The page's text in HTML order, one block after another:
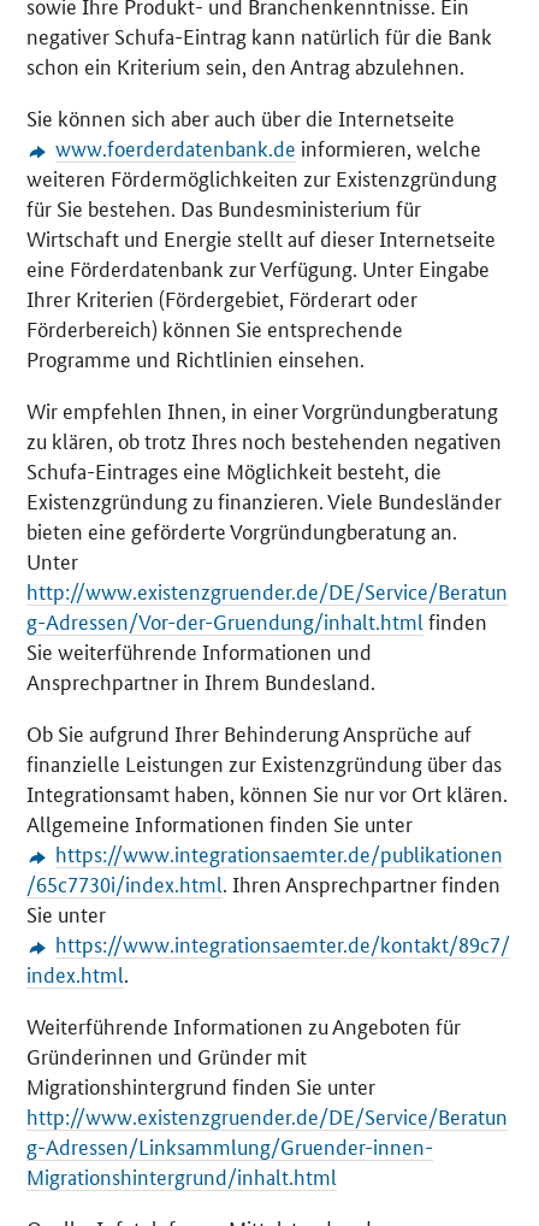
negativer Schufa-Eintrag kann natürlich für die Bank
schon ein Kriterium sein, den Antrag abzulehnen.
Sie können sich aber auch über die Internetseite
www.foerderdatenbank.de informieren, welche
weiteren Fördermöglichkeiten zur Existenzgründung
für Sie bestehen. Das Bundesministerium für
Wirtschaft und Energie stellt auf dieser Internetseite
eine Förderdatenbank zur Verfügung. Unter Eingabe
Ihrer Kriterien (Fördergebiet, Förderart oder
Förderbereich) können Sie entsprechende
Programme und Richtlinien einsehen.
Wir empfehlen Ihnen, in einer Vorgründungberatung
zu klären, ob trotz Ihres noch bestehenden negativen
Schufa-Eintrages eine Möglichkeit besteht, die
Existenzgründung zu finanzieren. Viele Bundesländer
bieten eine geförderte Vorgründungberatung an.
Unter
http://www.existenzgruender.de/DE/Service/Beratun
g-Adressen/Vor-der-Gruendung/inhalt.html finden
Sie weiterführende Informationen und
Ansprechpartner in Ihrem Bundesland.
Ob Sie aufgrund Ihrer Behinderung Ansprüche auf
finanzielle Leistungen zur Existenzgründung über das
Integrationsamt haben, können Sie nur vor Ort klären.
Allgemeine Informationen finden Sie unter
https://www.integrationsaemter.de/publikationen
/65c7730i/index.html. Ihren Ansprechpartner finden
Sie unter
https://www.integrationsaemter.de/kontakt/89c7/
index.html.
Weiterführende Informationen zu Angeboten für
Gründerinnen und Gründer mit
Migrationshintergrund finden Sie unter
http://www.existenzgruender.de/DE/Service/Beratun
g-Adressen/Linksammlung/Gruender-innen-
Migrationshintergrund/inhalt.html